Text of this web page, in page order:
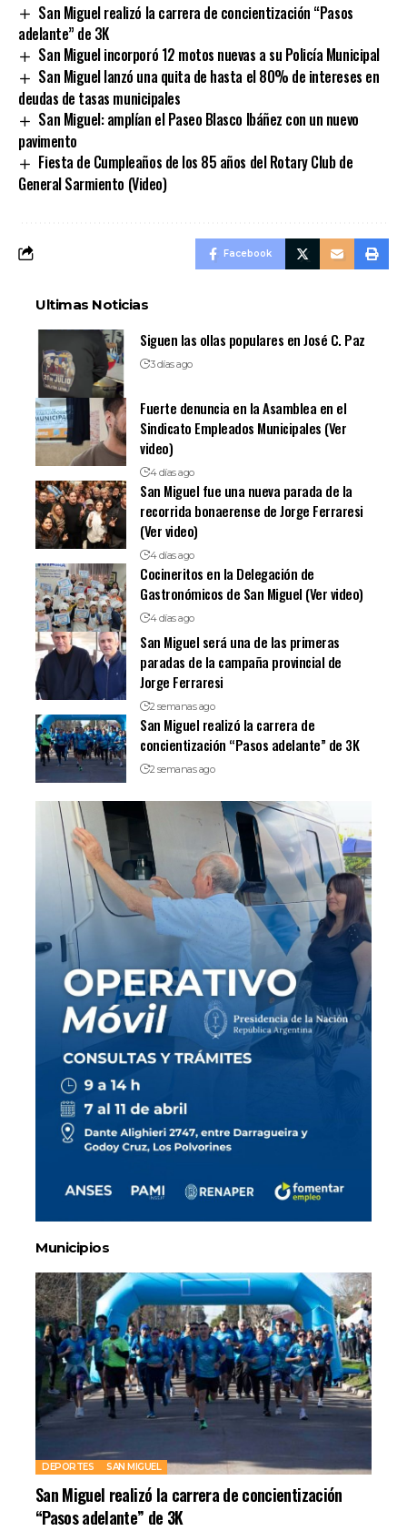
San Miguel realizó la carrera de concientización “Pasos
adelante” de 3K
San Miguel incorporó 12 motos nuevas a su Policía Municipal
San Miguel lanzó una quita de hasta el 80% de intereses en
deudas de tasas municipales
San Miguel: amplían el Paseo Blasco Ibáñez con un nuevo
pavimento
Fiesta de Cumpleaños de los 85 años del Rotary Club de
General Sarmiento (Video)
Facebook
Ultimas Noticias
Siguen las ollas populares en José C. Paz
3 días ago
Fuerte denuncia en la Asamblea en el
Sindicato Empleados Municipales (Ver
video)
4 días ago
San Miguel fue una nueva parada de la
recorrida bonaerense de Jorge Ferraresi
(Ver video)
4 días ago
Cocineritos en la Delegación de
Gastronómicos de San Miguel (Ver video)
4 días ago
San Miguel será una de las primeras
paradas de la campaña provincial de
Jorge Ferraresi
2 semanas ago
San Miguel realizó la carrera de
concientización “Pasos adelante” de 3K
2 semanas ago
Municipios
DEPORTES SAN MIGUEL
San Miguel realizó la carrera de concientización
“Pasos adelante” de 3K